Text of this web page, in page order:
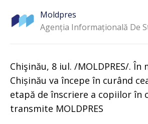
Moldpres
Agenția Informațională De
Chişinău, 8 iul. /MOLDPRES/.
Chișinău va începe în curând
etapă de înscriere a copiilor în
transmite MOLDPRES